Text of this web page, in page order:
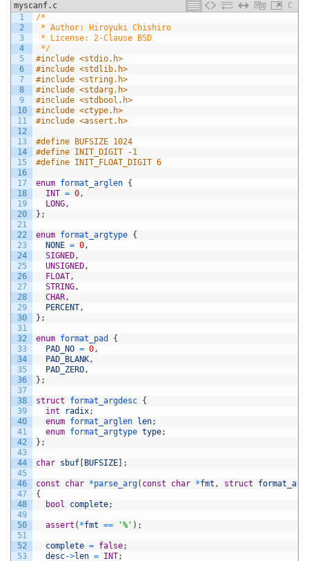
myscanf.c
C
1
2
3
4
5
6
7
8
9
10
11
12
13
14
15
16
17
18
19
20
21
22
23
24
25
26
27
28
29
30
31
32
33
34
35
36
37
38
39
40
41
42
43
44
45
46
47
48
49
50
51
52
53
/*
* Author: Hiroyuki Chishiro
* License: 2-Clause BSD
*/
#include <stdio.h>
#include <stdlib.h>
#include <string.h>
#include <stdarg.h>
#include <stdbool.h>
#include <ctype.h>
#include <assert.h>
#define BUFSIZE 1024
#define INIT_DIGIT -1
#define INIT_FLOAT_DIGIT 6
enum format_arglen {
INT = 0,
LONG,
} ;
enum format_argtype {
NONE = 0,
SIGNED,
UNSIGNED,
FLOAT,
STRING,
CHAR,
PERCENT,
} ;
enum format_pad
{
PAD_NO = 0,
PAD_BLANK,
PAD_ZERO,
} ;
struct format_argdesc {
int
radix;
enum format_arglen len;
enum format_argtype type;
} ;
char sbuf BUFSIZE ;
const char *parse_arg( const char *fmt , struct
{
bool
complete;
assert ( *fmt == '%' ) ;
complete = false;
desc->len = INT;